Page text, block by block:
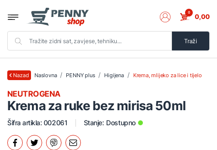
Traži
0 0,00
Nazad Naslovna PENNY plus Higijena Krema, mlijeko za lice i tijelo
Krema za ruke bez mirisa 50ml
NEUTROGENA
Šifra artikla: 002061 Stanje: Dostupno